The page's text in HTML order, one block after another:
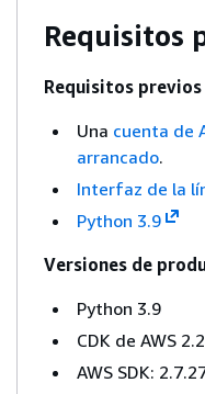
Requisitos
Requisitos previos
Una cuenta de
arrancado.
Interfaz de la
Python 3.9
Versiones de
Python 3.9
CDK de AWS
AWS SDK: